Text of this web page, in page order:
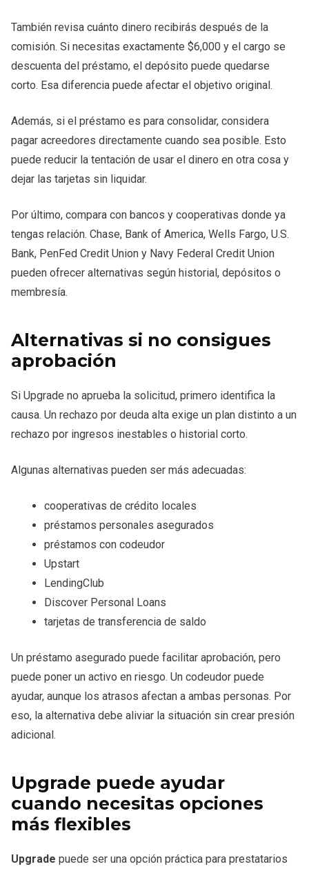
También revisa cuánto dinero recibirás después de la
comisión. Si necesitas exactamente $6,000 y el cargo se
descuenta del préstamo, el depósito puede quedarse
corto. Esa diferencia puede afectar el objetivo original.
Además, si el préstamo es para consolidar, considera
pagar acreedores directamente cuando sea posible. Esto
puede reducir la tentación de usar el dinero en otra cosa y
dejar las tarjetas sin liquidar.
Por último, compara con bancos y cooperativas donde ya
tengas relación. Chase, Bank of America, Wells Fargo, U.S.
Bank, PenFed Credit Union y Navy Federal Credit Union
pueden ofrecer alternativas según historial, depósitos o
membresía.
Alternativas si no consigues
aprobación
Si Upgrade no aprueba la solicitud, primero identifica la
causa. Un rechazo por deuda alta exige un plan distinto a un
rechazo por ingresos inestables o historial corto.
Algunas alternativas pueden ser más adecuadas:
cooperativas de crédito locales
préstamos personales asegurados
préstamos con codeudor
Upstart
LendingClub
Discover Personal Loans
tarjetas de transferencia de saldo
Un préstamo asegurado puede facilitar aprobación, pero
puede poner un activo en riesgo. Un codeudor puede
ayudar, aunque los atrasos afectan a ambas personas. Por
eso, la alternativa debe aliviar la situación sin crear presión
adicional.
Upgrade puede ayudar
cuando necesitas opciones
más flexibles
Upgrade puede ser una opción práctica para prestatarios